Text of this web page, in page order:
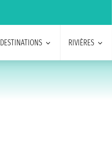
DESTINATIONS RIVIÈRES